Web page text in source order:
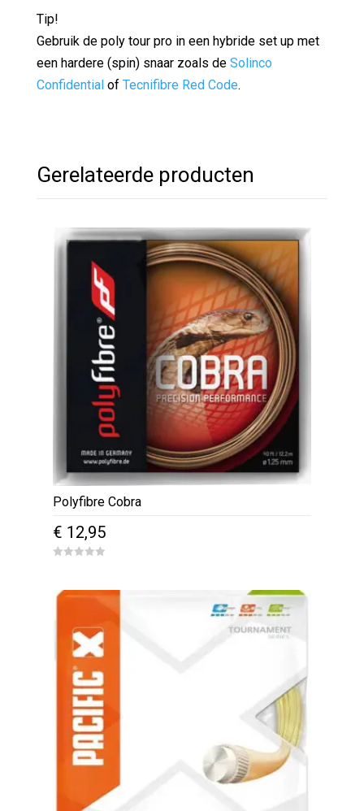
Tip!
Gebruik de poly tour pro in een hybride set up met
een hardere (spin) snaar zoals de Solinco
Confidentialof Tecnifibre Red Code.
Gerelateerde producten
Polyfibre Cobra
€ 12,95